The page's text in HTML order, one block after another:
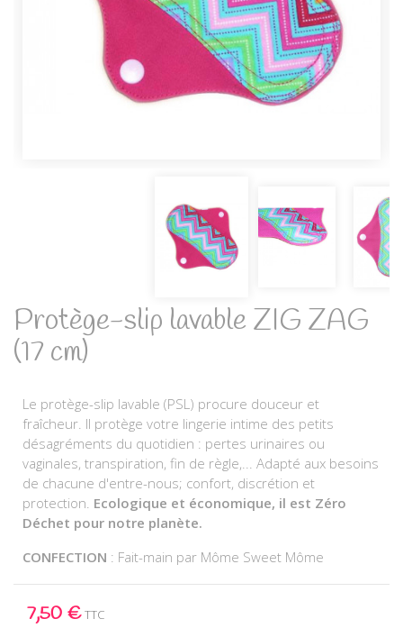
Protège-slip lavable ZIG ZAG
(17 cm)
Le protège-slip lavable (PSL) procure douceur et
fraîcheur. Il protège votre lingerie intime des petits
désagréments du quotidien : pertes urinaires ou
vaginales, transpiration, fin de règle,... Adapté aux besoins
de chacune d'entre-nous; confort, discrétion et
protection. Ecologique et économique, il est Zéro
Déchet pour notre planète.
CONFECTION : Fait-main par Môme Sweet Môme
7,50 €TTC